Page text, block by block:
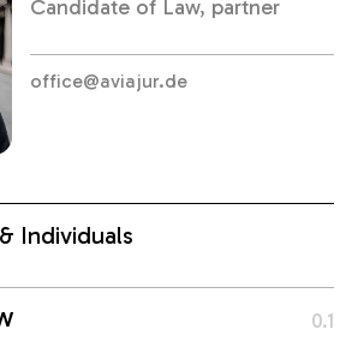
Candidate of Law, partner
office@aviajur.de
Individuals
0.1